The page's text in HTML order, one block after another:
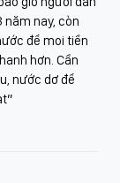
năm nay, còn
để moi tiền
hơn. Cần
nước dơ để